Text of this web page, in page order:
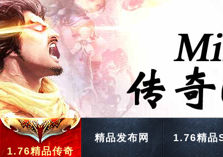
1.76精品传奇
精品发布网 1.76精品